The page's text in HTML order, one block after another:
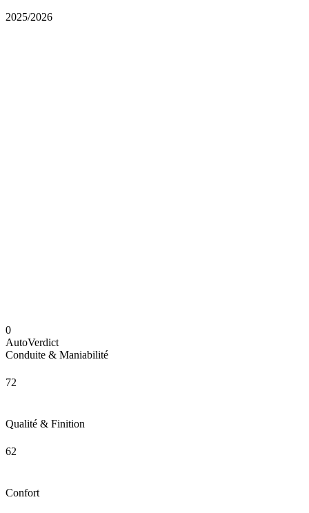
2025/2026
0
AutoVerdict
Conduite & Maniabilité
72
Qualité & Finition
62
Confort